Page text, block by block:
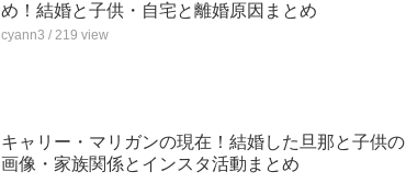
め！結婚と子供・自宅と離婚原因まとめ
cyann3 / 219 view
キャリー・マリガンの現在！結婚した旦那と子供の
画像・家族関係とインスタ活動まとめ